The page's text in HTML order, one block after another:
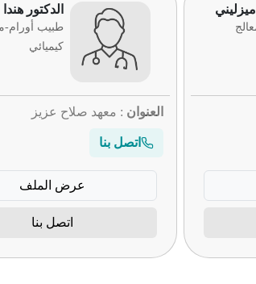
الدكتور
طبيب أورام-
كيميائي
العنوان : معهد صلاح عزيز
اتصل بنا
عرض الملف
اتصل بنا